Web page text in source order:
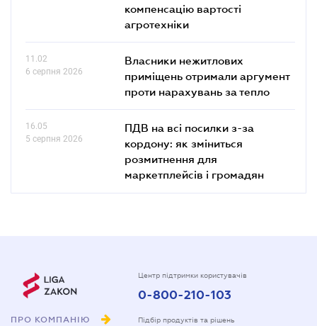
компенсацію вартості
агротехніки
11.02
6 серпня 2026
Власники нежитлових
приміщень отримали аргумент
проти нарахувань за тепло
16.05
5 серпня 2026
ПДВ на всі посилки з-за
кордону: як зміниться
розмитнення для
маркетплейсів і громадян
ПРО КОМПАНІЮ
Центр підтримки користувачів
0-800-210-103
Підбір продуктів та рішень